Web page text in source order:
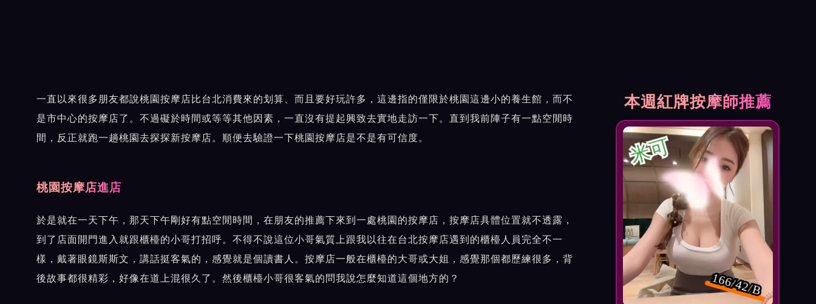
一直以來很多朋友都說桃園按摩店比台北消費來的划算、而且要好玩許多，這邊指的僅限於桃園這邊小的養生館，而不
是市中心的按摩店了。不過礙於時間或等等其他因素，一直沒有提起興致去實地走訪一下。直到我前陣子有一點空閒時
間，反正就跑一趟桃園去探探新按摩店。順便去驗證一下桃園按摩店是不是有可信度。
桃園按摩店進店
於是就在一天下午，那天下午剛好有點空閒時間，在朋友的推薦下來到一處桃園的按摩店，按摩店具體位置就不透露，
到了店面開門進入就跟櫃檯的小哥打招呼。不得不說這位小哥氣質上跟我以往在台北按摩店遇到的櫃檯人員完全不一
樣，戴著眼鏡斯斯文，講話挺客氣的，感覺就是個讀書人。按摩店一般在櫃檯的大哥或大姐，感覺那個都歷練很多，背
後故事都很精彩，好像在道上混很久了。然後櫃檯小哥很客氣的問我說怎麼知道這個地方的？
本週紅牌按摩師推薦
米可
166/42/B